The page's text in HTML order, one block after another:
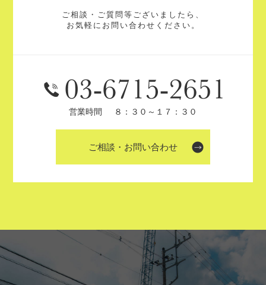
ご相談・ご質問等ございましたら、
お気軽にお問い合わせください。
営業時間 ８：３０～１７：３０
ご相談・お問い合わせ